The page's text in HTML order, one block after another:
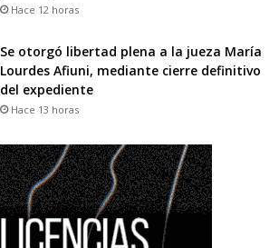
Hace 12 horas
Se otorgó libertad plena a la jueza María
Lourdes Afiuni, mediante cierre definitivo
del expediente
Hace 13 horas